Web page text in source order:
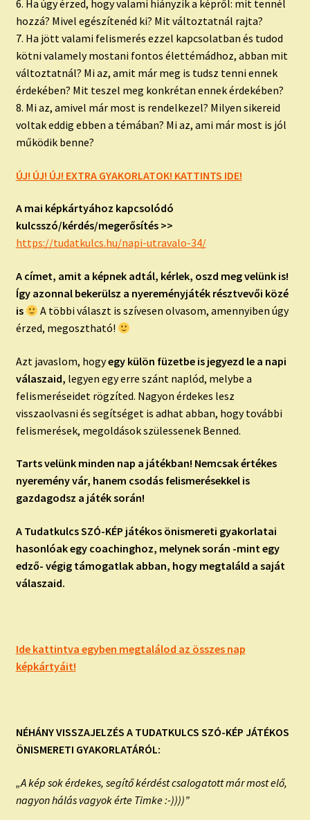
6. Ha úgy érzed, hogy valami hiányzik a képről: mit tennél
hozzá? Mivel egészítenéd ki? Mit változtatnál rajta?
7. Ha jött valami felismerés ezzel kapcsolatban és tudod
kötni valamely mostani fontos élettémádhoz, abban mit
változtatnál? Mi az, amit már meg is tudsz tenni ennek
érdekében? Mit teszel meg konkrétan ennek érdekében?
8. Mi az, amivel már most is rendelkezel? Milyen sikereid
voltak eddig ebben a témában? Mi az, ami már most is jól
működik benne?
ÚJ! ÚJ! ÚJ! EXTRA GYAKORLATOK! KATTINTS IDE!
A mai képkártyához kapcsolódó
kulcsszó/kérdés/megerősítés >>
https://tudatkulcs.hu/napi-utravalo-34/
A címet, amit a képnek adtál, kérlek, oszd meg velünk is!
Így azonnal bekerülsz a nyereményjáték résztvevői közé
is
A többi választ is szívesen olvasom, amennyiben úgy
érzed, megosztható!
Azt javaslom, hogyegy külön füzetbe is jegyezd le a napi
válaszaid, legyen egy erre szánt naplód, melybe a
felismeréseidet rögzíted. Nagyon érdekes lesz
visszaolvasni és segítséget is adhat abban, hogy további
felismerések, megoldások szülessenek Benned.
Tarts velünk minden nap a játékban! Nemcsak értékes
nyeremény vár, hanem csodás felismerésekkel is
gazdagodsz a játék során!
A Tudatkulcs SZÓ-KÉP játékos önismereti gyakorlatai
hasonlóak egy coachinghoz, melynek során -mint egy
edző- végig támogatlak abban, hogy megtaláld a saját
válaszaid.
Ide kattintva egyben megtalálod az összes nap
képkártyáit!
NÉHÁNY VISSZAJELZÉS A TUDATKULCS SZÓ-KÉP JÁTÉKOS
ÖNISMERETI GYAKORLATÁRÓL:
„A kép sok érdekes, segítő kérdést csalogatott már most elő,
nagyon hálás vagyok érte Timke :-))))”